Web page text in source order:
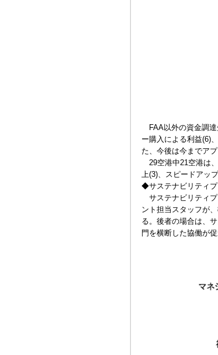
FAA以外の資金調達
ー購入による利益(6)
た、今後は今までア
29空港中21空港は
上(3)、スピードアッ
◆サステナビリティ
サステナビリティプ
ント担当スタッフが
る。後者の場合は、
門を横断した協働が促